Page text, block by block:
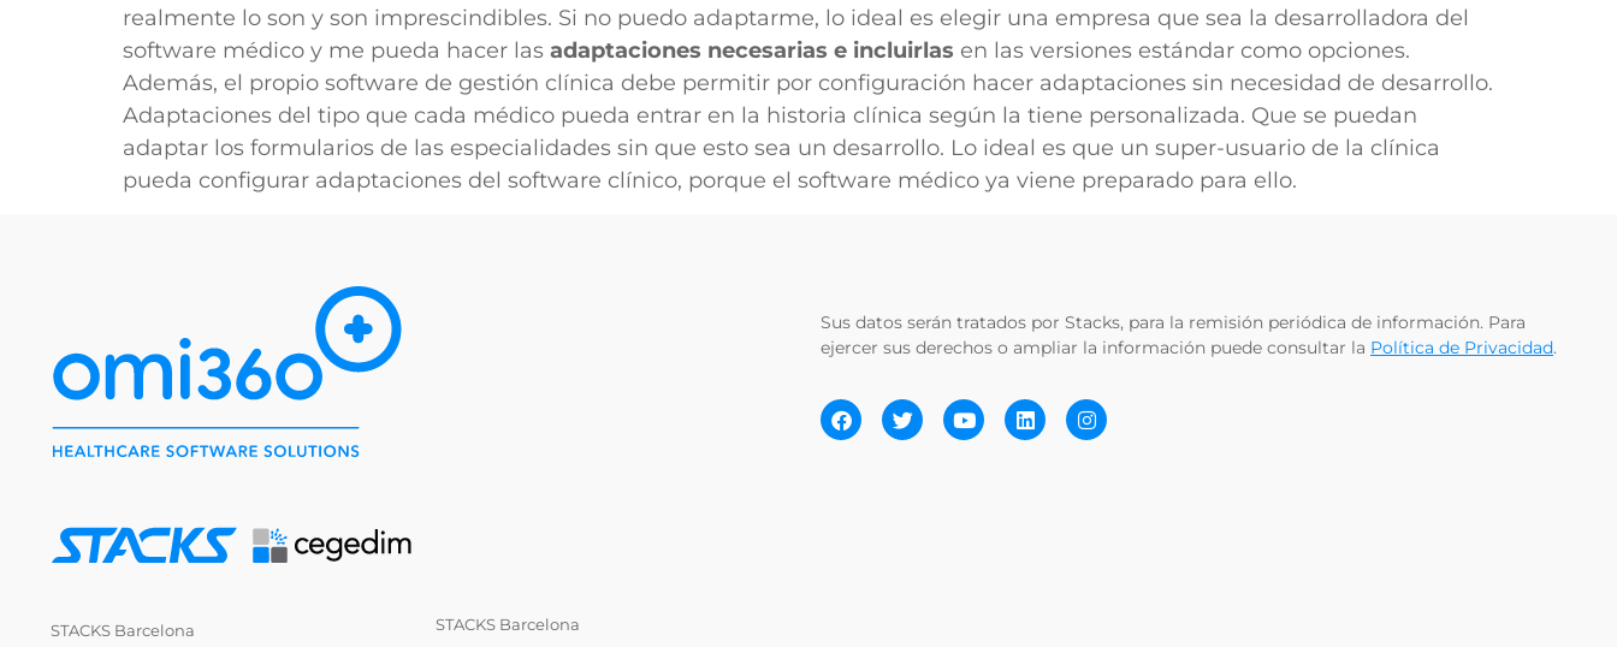
realmente lo son y son imprescindibles. Si no puedo adaptarme, lo ideal es elegir una empresa que sea la desarrolladora del
software médico y me pueda hacer las adaptaciones necesarias e incluirlas en las versiones estándar como opciones.
Además, el propio software de gestión clínica debe permitir por configuración hacer adaptaciones sin necesidad de desarrollo.
Adaptaciones del tipo que cada médico pueda entrar en la historia clínica según la tiene personalizada. Que se puedan
adaptar los formularios de las especialidades sin que esto sea un desarrollo. Lo ideal es que un super-usuario de la clínica
pueda configurar adaptaciones del software clínico, porque el software médico ya viene preparado para ello.
STACKS Barcelona
STACKS Barcelona
Sus datos serán tratados por Stacks, para la remisión periódica de información. Para
ejercer sus derechos o ampliar la información puede consultar la Política de Privacidad.